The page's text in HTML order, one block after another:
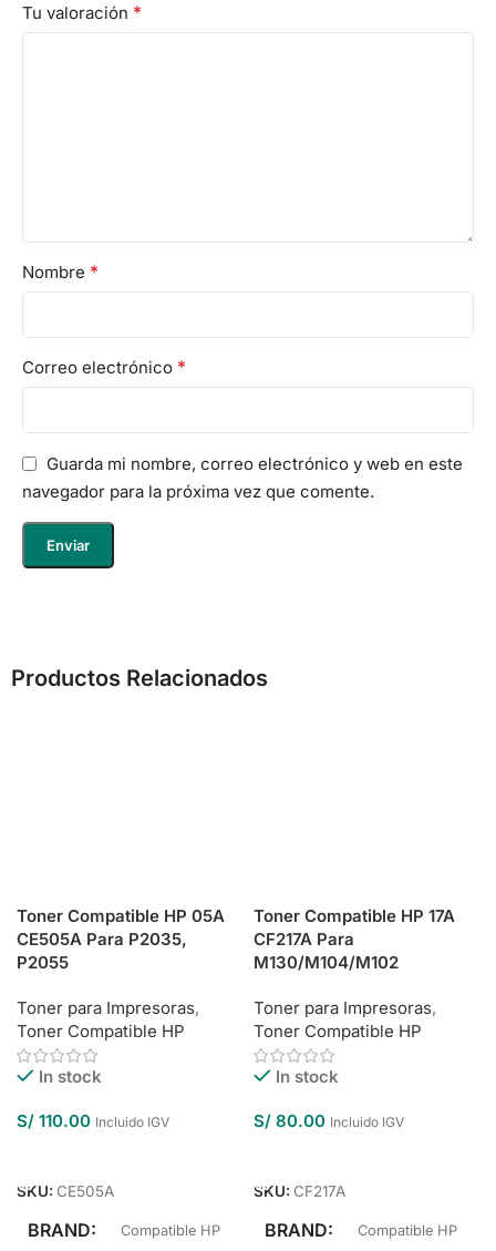
Tu valoración *
Nombre *
Correo electrónico *
Guarda mi nombre, correo electrónico y web en este
navegador para la próxima vez que comente.
Productos Relacionados
Toner Compatible HP 05A
CE505A Para P2035,
P2055
Toner para Impresoras,
Toner Compatible HP
In stock
S/ 110.00 Incluido IGV
SKU: CE505A
BRAND Compatible HP
Toner Compatible HP 17A
CF217A Para
M130/M104/M102
Toner para Impresoras,
Toner Compatible HP
In stock
S/ 80.00 Incluido IGV
SKU: CF217A
BRAND Compatible HP